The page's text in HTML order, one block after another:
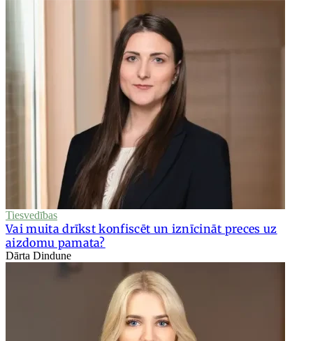
Tiesvedības
Vai muita drīkst konfiscēt un iznīcināt preces uz
aizdomu pamata?
Dārta Dindune